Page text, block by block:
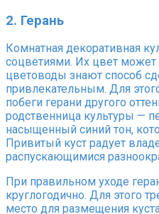
2. Герань
Комнатная декоративная
соцветиями. Их цвет
цветоводы знают способ
привлекательным. Для
побеги герани другого
родственница культуры —
насыщенный синий тон,
Привитый куст радует
распускающимися
При правильном уходе
круглогодично. Для этого
место для размещения